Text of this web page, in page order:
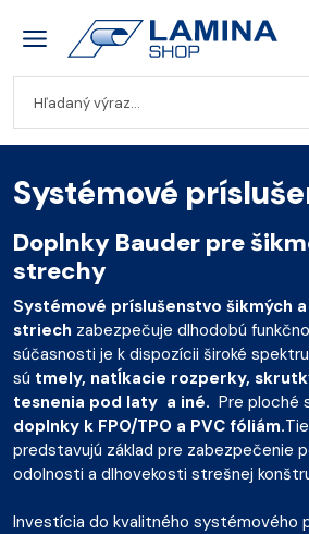
Systémové
Doplnky Bauder pre
strechy
Systémové príslušenstvo šikmých
striech zabezpečuje dlhodobú
súčasnosti je k dispozícii široké
sú tmely, natĺkacie rozperky,
tesnenia pod laty a iné. Pre ploché
doplnky k FPO/TPO a PVC fóliám.
predstavujú základ pre zabezpečenie
odolnosti a dlhovekosti strešnej
Investícia do kvalitného systémového